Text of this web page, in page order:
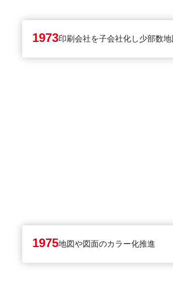
1973印刷会社を子会社化し少部数
1975地図や図面のカラー化推進